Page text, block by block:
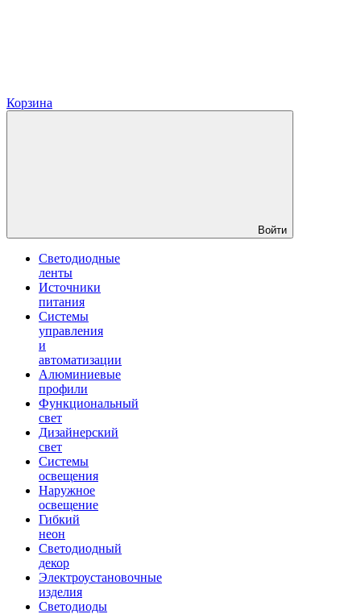
Корзина
Войти
Светодиодные
ленты
Источники
питания
Системы
управления
и
автоматизации
Алюминиевые
профили
Функциональный
свет
Дизайнерский
свет
Системы
освещения
Наружное
освещение
Гибкий
неон
Светодиодный
декор
Электроустановочные
изделия
Светодиоды